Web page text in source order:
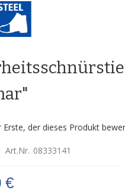
Erste, der dieses Produkt
Art.Nr. 08333141
€